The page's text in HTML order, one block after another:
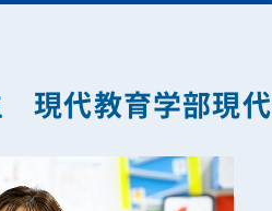
現代教育学部現